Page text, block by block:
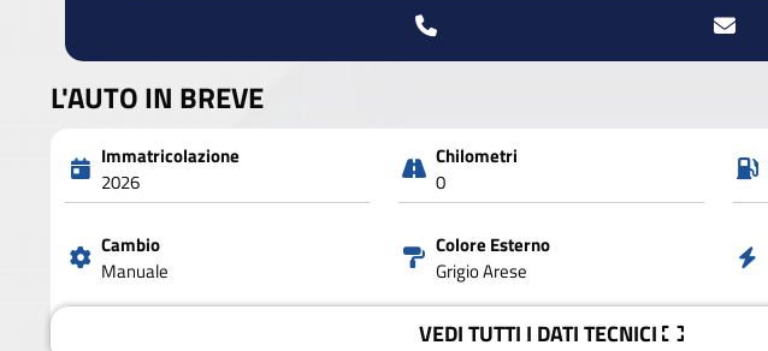
L'AUTO IN BREVE
Immatricolazione
2026
Chilometri
0
Cambio
Manuale
Colore Esterno
Grigio Arese
VEDITUTTI I DATITECNICI